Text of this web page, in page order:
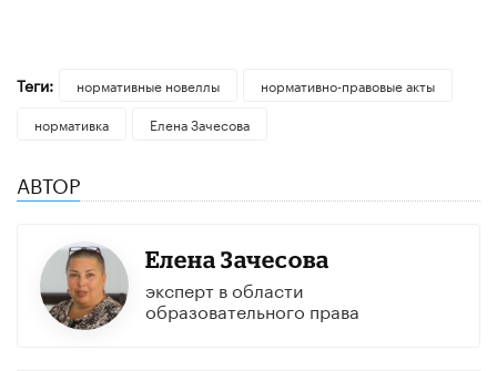
Теги: нормативные новеллы
нормативно-правовые акты
нормативка
Елена Зачесова
АВТОР
Елена Зачесова
эксперт в области
образовательного права